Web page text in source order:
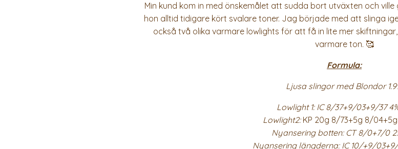
Min kund kom in med önskemålet att sudda bort utväxten och
hon alltid tidigare kört svalare toner. Jag började med att slinga
också två olika varmare lowlights för att få in lite mer
varmare ton. 🥰
Formula:
Ljusa slingor med Blondor
Lowlight 1: IC 8/37+9/03+9/37 4%
Lowlight2: KP 20g 8/73+5g 8/
Nyansering botten: CT 8/0+7/0
Nyansering längderna: IC 10/+9/03+9/